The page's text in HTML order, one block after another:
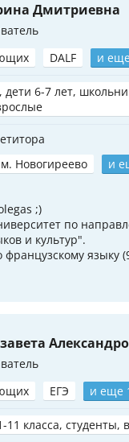
Дмитриевна
DALF и
дети 6-7 лет,
м. Новогиреево и
;)
по
и культур".
языку
ЕГЭ и еще
11 класса, студенты,